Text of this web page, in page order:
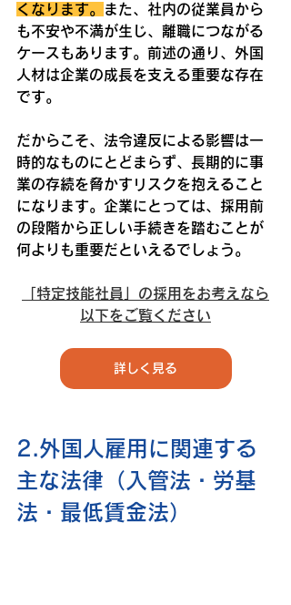
くなります。
また、社内の従業員から
も不安や不満が生じ、離職につながる
ケースもあります。前述の通り、外国
人材は企業の成長を支える重要な存在
です。
だからこそ、法令違反による影響は一
時的なものにとどまらず、長期的に事
業の存続を脅かすリスクを抱えること
になります。企業にとっては、採用前
の段階から正しい手続きを踏むことが
何よりも重要だといえるでしょう。
「特定技能社員」の採用をお考えなら
以下をご覧ください
詳しく見る
2.外国人雇用に関連する
主な法律（入管法・労基
法・最低賃金法）